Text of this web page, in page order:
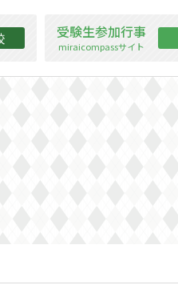
受験生参加行事
miraicompassサイト